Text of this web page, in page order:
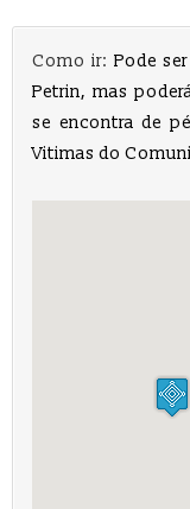
Como ir: Pode
Petrin, mas
se encontra de
Vitimas do